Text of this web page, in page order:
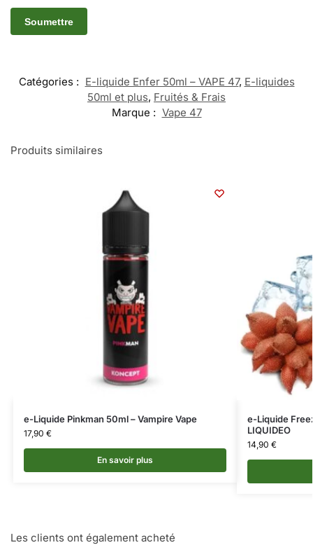
Catégories : E-liquide Enfer 50ml – VAPE 47, E-liquides
50ml et plus, Fruités & Frais
Marque : Vape 47
Produits similaires
e-Liquide Pinkman 50ml – Vampire Vape
17,90 €
En savoir plus
e-Liquide
LIQUIDEO
14,90 €
Les clients ont également acheté